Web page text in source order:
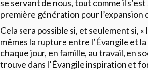
se servant de nous, tout comme il
première génération pour l’expansion
Cela sera possible si, et seulement si,
mêmes la rupture entre l’Évangile et
chaque jour, en famille, au travail, en
trouve dans l’Évangile inspiration et